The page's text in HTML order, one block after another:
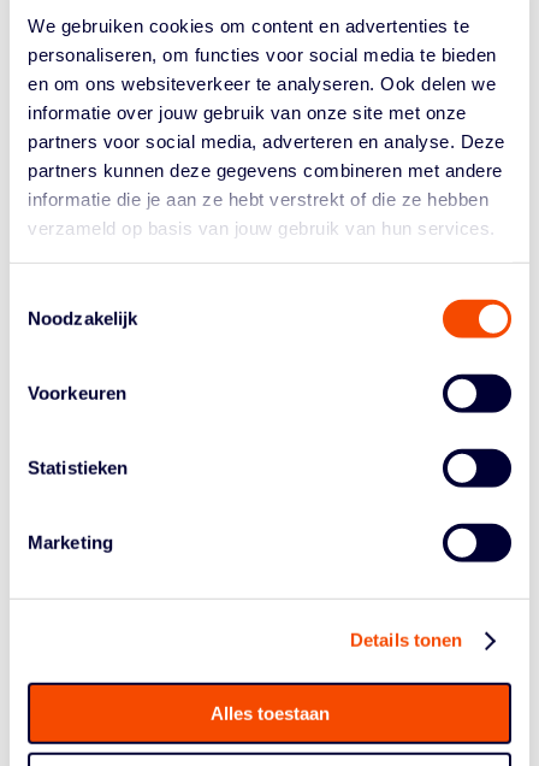
We gebruiken cookies om content en advertenties te
personaliseren, om functies voor social media te bieden
en om ons websiteverkeer te analyseren. Ook delen we
informatie over jouw gebruik van onze site met onze
partners voor social media, adverteren en analyse. Deze
partners kunnen deze gegevens combineren met andere
informatie die je aan ze hebt verstrekt of die ze hebben
verzameld op basis van jouw gebruik van hun services.
Noodzakelijk
Voorkeuren
Statistieken
Marketing
Details tonen
Alles toestaan
offs versloeg het team eerst QSTA United overtuigend
en ook Triple ThreaT was echt een maat te klein.
GROOT VERSCHIL
Lotte van Kruistum werd topscorer van de beslissende
wedstrijd. Zij scoorde 23 punten en greep 11 rebounds.
Ook Alissa van der Plas noteerde met 11 punten, 14
rebounds een mooie double-double.
Lions won, is dat Grasshoppers Richelle van der Keijl
beter wist te verdedigen. De center kwam maar tot 9
Charlotte van der Kleef (14 pts) was de enige in dubbele
Beeld: Jan van de Bilt.
Algemene Vergadering